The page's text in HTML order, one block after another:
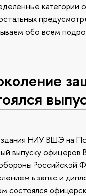
категории
обо всем
НИУ ВШЭ на
выпуску офицеров
Российской
в запас и
состоялся